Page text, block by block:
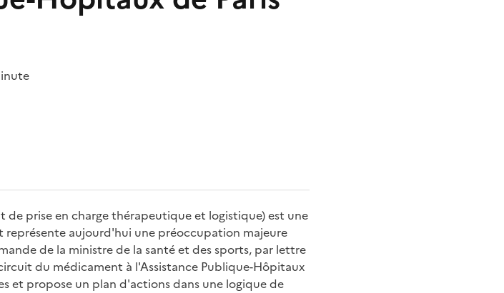
prise en charge thérapeutique et logistique) est une
représente aujourd'hui une préoccupation majeure
de la ministre de la santé et des sports, par lettre
du médicament à l'Assistance Publique-Hôpitaux
et propose un plan d'actions dans une logique de